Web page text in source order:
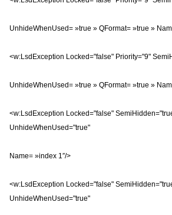
UnhideWhenUsed= »true » QFormat= »true »
<w:LsdException Locked="false" Priority="9"
UnhideWhenUsed= »true » QFormat= »true »
<w:LsdException Locked="false"
UnhideWhenUsed="true"
Name= »index 1″/>
<w:LsdException Locked="false"
UnhideWhenUsed="true"